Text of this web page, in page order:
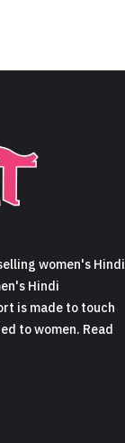
women's Hindi
Hindi
is made to touch
to women. Read